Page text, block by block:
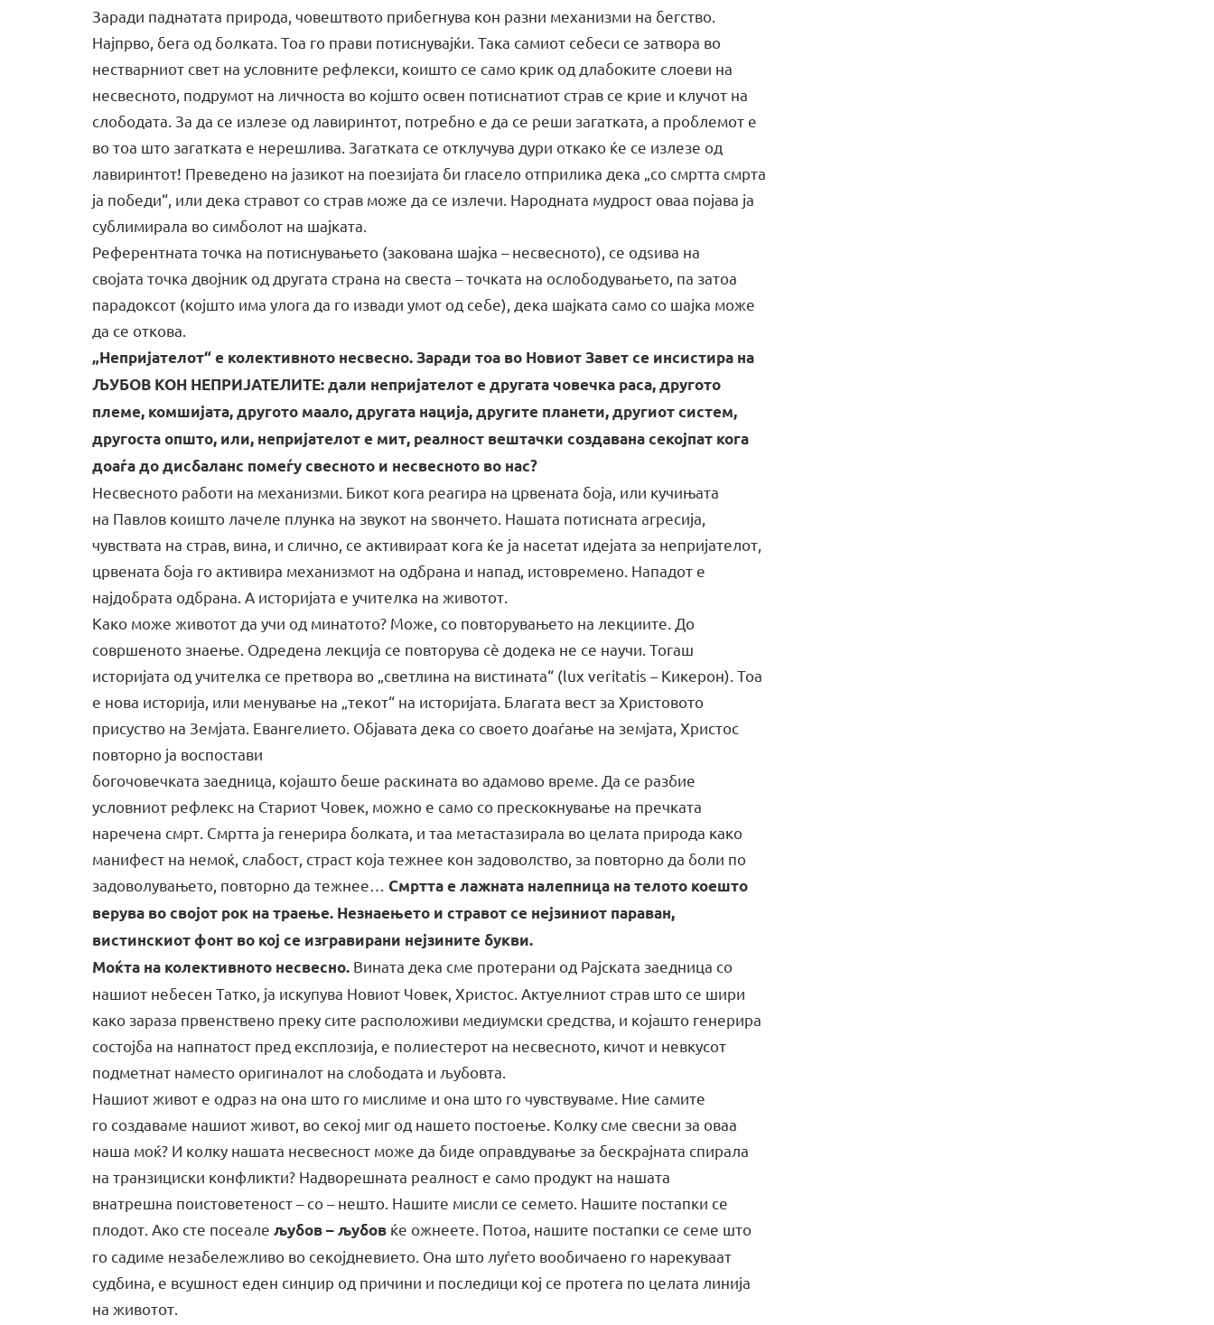
Заради паднатата природа, човештвото прибегнува кон разни механизми на бегство.
Најпрво, бега од болката. Тоа го прави потиснувајќи. Така самиот себеси се затвора во
нестварниот свет на условните рефлекси, коишто се само крик од длабоките слоеви на
несвесното, подрумот на личноста во којшто освен потиснатиот страв се крие и клучот на
слободата. За да се излезе од лавиринтот, потребно е да се реши загатката, а проблемот е
во тоа што загатката е нерешлива. Загатката се отклучува дури откако ќе се излезе од
лавиринтот! Преведено на јазикот на поезијата би гласело отприлика дека „со смртта смрта
ја победи“, или дека стравот со страв може да се излечи. Народната мудрост оваа појава ја
сублимирала во симболот на шајката.
Референтната точка на потиснувањето (закована шајка – несвесното), се одѕива на
својата точка двојник од другата страна на свеста – точката на ослободувањето, па затоа
парадоксот (којшто има улога да го извади умот од себе), дека шајката само со шајка може
да се откова.
„Непријателот“ е колективното несвесно. Заради тоа во Новиот Завет се инсистира на
ЉУБОВ КОН НЕПРИЈАТЕЛИТЕ: дали непријателот е другата човечка раса, другото
племе, комшијата, другото маало, другата нација, другите планети, другиот систем,
другоста општо, или, непријателот е мит, реалност вештачки создавана секојпат кога
доаѓа до дисбаланс помеѓу свесното и несвесното во нас?
Несвесното работи на механизми. Бикот кога реагира на црвената боја, или кучињата
на Павлов коишто лачеле плунка на звукот на ѕвончето. Нашата потисната агресија,
чувствата на страв, вина, и слично, се активираат кога ќе ја насетат идејата за непријателот,
црвената боја го активира механизмот на одбрана и напад, истовремено. Нападот е
најдобрата одбрана. А историјата е учителка на животот.
Како може животот да учи од минатото? Може, со повторувањето на лекциите. До
совршеното знаење. Одредена лекција се повторува сè додека не се научи. Тогаш
историјата од учителка се претвора во „светлина на вистината“ (lux veritatis – Кикерон). Тоа
е нова историја, или менување на „текот“ на историјата. Благата вест за Христовото
присуство на Земјата. Евангелието. Објавата дека со своето доаѓање на земјата, Христос
повторно ја воспостави
богочовечката заедница, којашто беше раскината во адамово време. Да се разбие
условниот рефлекс на Стариот Човек, можно е само со прескокнување на пречката
наречена смрт. Смртта ја генерира болката, и таа метастазирала во целата природа како
манифест на немоќ, слабост, страст која тежнее кон задоволство, за повторно да боли по
задоволувањето, повторно да тежнее… Смртта е лажната налепница на телото коешто
верува во својот рок на траење. Незнаењето и стравот се нејзиниот параван,
вистинскиот фонт во кој се изгравирани нејзините букви.
Моќта на колективното несвесно. Вината дека сме протерани од Рајската заедница со
нашиот небесен Татко, ја искупува Новиот Човек, Христос. Актуелниот страв што се шири
како зараза првенствено преку сите расположиви медиумски средства, и којашто генерира
состојба на напнатост пред експлозија, е полиестерот на несвесното, кичот и невкусот
подметнат наместо оригиналот на слободата и љубовта.
Нашиот живот е одраз на она што го мислиме и она што го чувствуваме. Ние самите
го создаваме нашиот живот, во секој миг од нашето постоење. Колку сме свесни за оваа
наша моќ? И колку нашата несвесност може да биде оправдување за бескрајната спирала
на транзициски конфликти? Надворешната реалност е само продукт на нашата
внатрешна поистоветеност – со – нешто. Нашите мисли се семето. Нашите постапки се
плодот. Ако сте посеале љубов – љубов ќе ожнеете. Потоа, нашите постапки се семе што
го садиме незабележливо во секојдневието. Она што луѓето вообичаено го нарекуваат
судбина, е всушност еден синџир од причини и последици кој се протега по целата линија
на животот.